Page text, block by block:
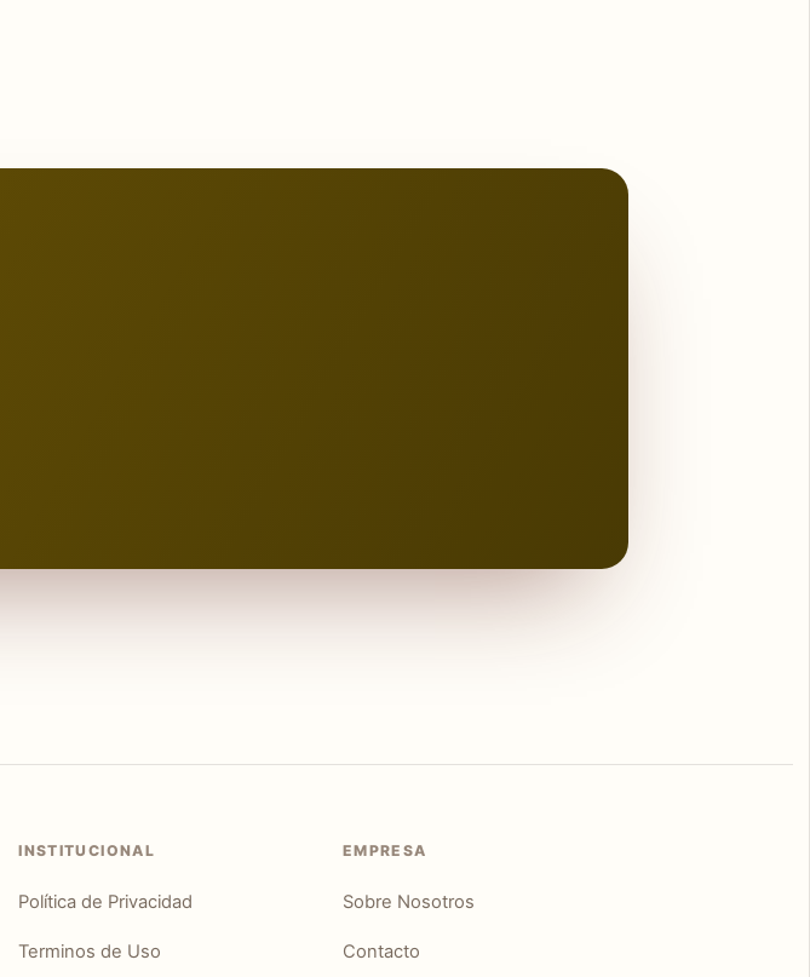
INSTITUCIONAL
Política de Privacidad
Terminos de Uso
EMPRESA
Sobre Nosotros
Contacto